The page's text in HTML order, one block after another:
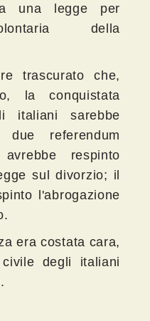
una legge per
della
trascurato che,
la conquistata
italiani sarebbe
referendum
respinto
sul divorzio; il
l'abrogazione
era costata cara,
degli italiani